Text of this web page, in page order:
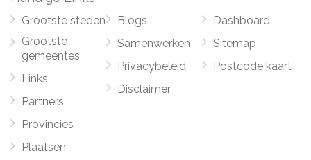
Grootste steden
Grootste
gemeentes
Links
Partners
Provincies
Plaatsen
Blogs
Samenwerken
Privacybeleid
Disclaimer
Dashboard
Sitemap
Postcode kaart